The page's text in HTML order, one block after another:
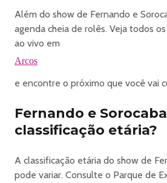
Além do show de Fernando e
agenda cheia de rolês. Veja todos
ao vivo em
Arcos
e encontre o próximo que você vai
Fernando e
classificação etária?
A classificação etária do show de
pode variar. Consulte o Parque de